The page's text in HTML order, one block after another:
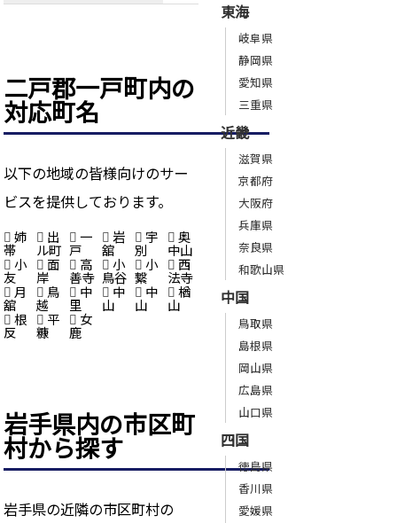
二戸郡一戸町内の
対応町名
以下の地域の皆様向けのサー
ビスを提供しております。
姉
帯
出
ル町
一
戸
岩
舘
宇
別
奥
中山
小
友
面
岸
高
善寺
小
鳥谷
小
繋
西
法寺
月
舘
鳥
越
中
里
中
山
中
山
楢
山
根
反
平
糠
女
鹿
岩手県内の市区町
村から探す
岩手県の近隣の市区町村の
東海
岐阜県
静岡県
愛知県
三重県
近畿
滋賀県
京都府
大阪府
兵庫県
奈良県
和歌山県
中国
鳥取県
島根県
岡山県
広島県
山口県
四国
徳島県
香川県
愛媛県